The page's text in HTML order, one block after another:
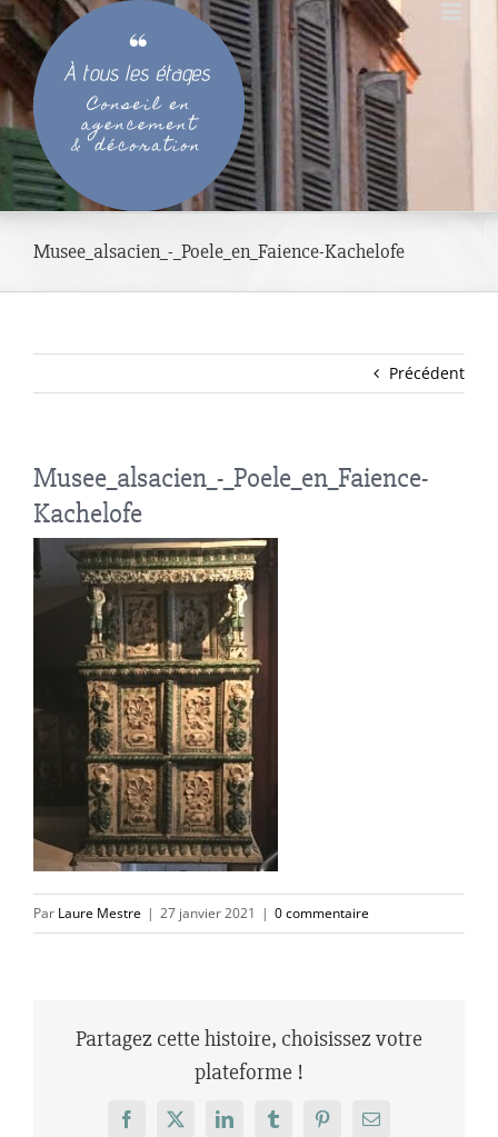
Passer
au
contenu
Musee_alsacien_-_Poele_en_Faience-Kachelofe
Précédent
Musee_alsacien_-_Poele_en_Faience-
Kachelofe
Par Laure Mestre | 27 janvier 2021 | 0 commentaire
Partagez cette histoire, choisissez votre
plateforme !
Facebook
X LinkedInTumblrPinterestEmail